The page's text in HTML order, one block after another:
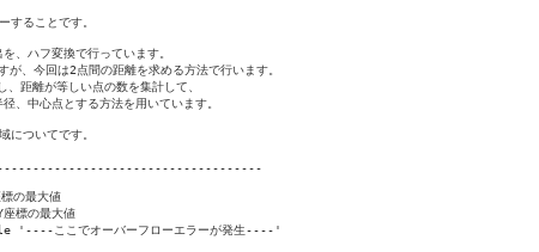
することです。
、ハフ変換で行っています。
、今回は2点間の距離を求める方法で行います。
距離が等しい点の数を集計して、
、中心点とする方法を用いています。
についてです。
の最大値
標の最大値
ここでオーバーフローエラーが発生----'